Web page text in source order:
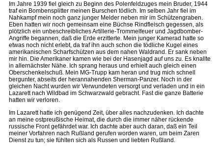
Im Jahre 1939 fiel gleich zu Beginn des Polenfeldzuges mein Bruder, 1944
traf ein Bombensplitter meinen Burschen tödlich. Im selben Jahr fiel im
Nahkampf mein noch ganz junger Melder neben mir im Schützengraben.
Eben hatten wir noch gemeinsam eine Büchse Rindfleisch gegessen, als
plötzlich ein unbeschreibliches Artillerie-Trommelfeuer und Jagdbomber-
Angriffe begannen, daß die Erde erzitterte. Mein junger Kamerad hatte so
etwas noch nicht erlebt, da traf ihn auch schon die tödliche Kugel eines
amerikanischen Scharfschützen aus dem nahen Waldrand. Er sank neben
mir hin. Die Amerikaner kamen wie bei der Hasenjagd auf uns zu. Es knallte
in allernächster Nähe. Ich sprang heraus und erhielt auch gleich einen
Oberschenkelschuß. Mein MG-Trupp kam heran und trug mich schnell
bergunter, abseits der herannahenden Sherman-Panzer. Noch in der
gleichen Nacht wurden wir Verwundeten versorgt und verladen und in ein
Lazarett nach Wildbad im Schwarzwald gebracht. Fast die ganze Batterie
hatten wir verloren.
Im Lazarett hatte ich genügend Zeit, über alles nachzudenken. Ich dachte
an meine ostpreußische Heimat, die durch die immer näher rückende
russische Front gefährdet war. Ich dachte aber auch daran, daß ein Teil
meiner Vorfahren nach Rußland gerufen worden waren, um beim Zaren
Dienst zu tun; sie fühlten sich als Russen und liebten Rußland.